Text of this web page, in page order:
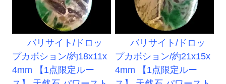
バリサイト/ドロッ
プカボション/約18x11x
4mm 【1点限定ルー
バリサイト/ドロッ
プカボション/約21x15x
4mm 【1点限定ルー